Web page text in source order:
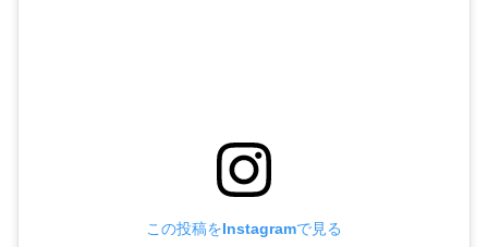
この投稿をInstagramで見る